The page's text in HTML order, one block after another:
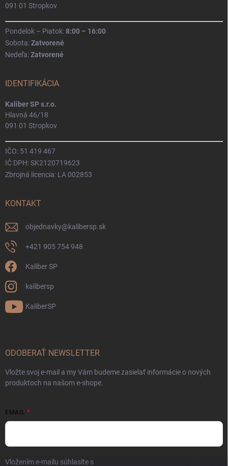
091 01 Stropkov
Pondelok – Piatok:8:00 – 16:00
Sobota:Zatvorené
Nedeľa:Zatvorené
IDENTIFIKÁCIA
Kaliber SP s.r.o.
Hlavná 46/18
091 01 Stropkov
IČO: 51 419 467
IČ DPH: SK2120719623
Zbrojná licencia: LA 002853
KONTAKT
objednavky@kalibersp.sk
+421 905 754 948
Kaliber SP
kalibersp
KaliberSP
ODOBERAŤ NEWSLETTER
Vložte svoj e-mail a my Vám budeme zasielať informácie o nových
produktoch na našom e-shope.
EMAIL
Vložením e-mailu súhlasíte s